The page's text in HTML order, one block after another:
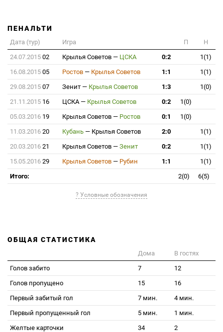
ПЕНАЛЬТИ
Дата (тур) Игра П
Н
24.07.2015 02 Крылья Советов — ЦСКА 0:2
1(1)
16.08.2015 05 Ростов — Крылья Советов 1:1
1(1)
29.08.2015 07 Зенит — Крылья Советов 1:3
1(0)
21.11.2015 16 ЦСКА — Крылья Советов 0:2
1(0)
05.03.2016 19 Крылья Советов — Ростов 0:1
1(0)
11.03.2016 20 Кубань — Крылья Советов 2:0
1(1)
20.03.2016 21 Крылья Советов — Зенит 0:2
1(1)
15.05.2016 29 Крылья Советов — Рубин 1:1
1(1)
Итого:
2(0) 6(5)
? Условные обозначения
ОБЩАЯ СТАТИСТИКА
Дома
В гостях
Голов забито
7
12
Голов пропущено
15
16
Первый забитый гол
7 мин.
4 мин.
Первый пропущенный гол
5 мин.
1 мин.
Желтые карточки
34
2